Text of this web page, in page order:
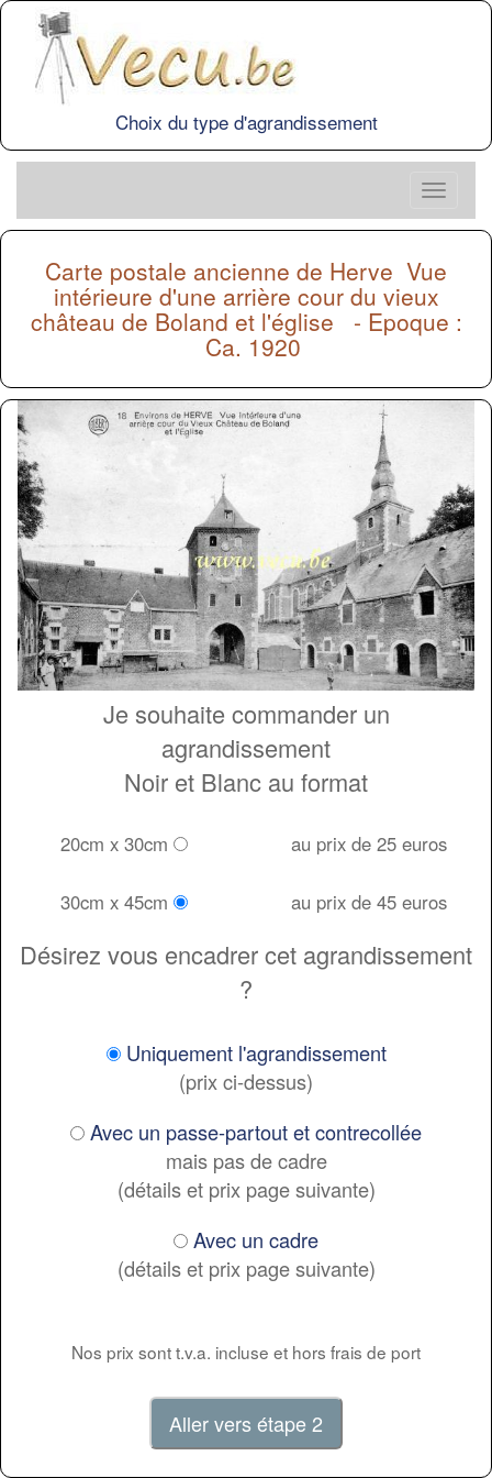
Choix du type d'agrandissement
Carte postale ancienne de Herve Vue
intérieure d'une arrière cour du vieux
château de Boland et l'église - Epoque :
Ca. 1920
Je souhaite commander un
agrandissement
Noir et Blanc au format
20cm x 30cm au prix de 25 euros
30cm x 45cm au prix de 45 euros
Désirez vous encadrer cet agrandissement
?
Uniquement l'agrandissement
(prix ci-dessus)
Avec un passe-partout et contrecollée
mais pas de cadre
(détails et prix page suivante)
Avec un cadre
(détails et prix page suivante)
Nos prix sont t.v.a. incluse et hors frais de port